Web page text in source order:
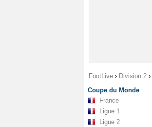
FootLive › Division 2 ›
Coupe du Monde
France
Ligue 1
Ligue 2